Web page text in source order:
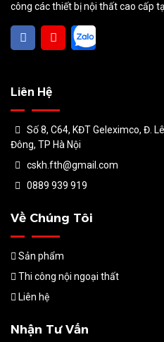
công các thiết bị nội thất cao cấp
Liên Hệ
Số 8, C64, KĐT Geleximco, Đ.
Đông, TP Hà Nội
cskh.fth@gmail.com
0889 939 919
Về Chúng Tôi
Sản phẩm
Thi công nội ngoại thất
Liên hệ
Nhận Tư Vấn